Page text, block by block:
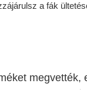
a fák
megvették,